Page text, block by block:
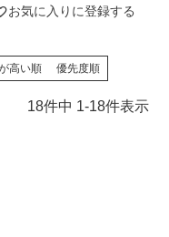
お気に入りに登録する
高い順 優先度順
18件中 1-18件表示